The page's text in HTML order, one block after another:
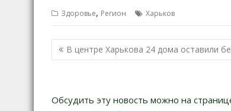
Здоровье, Регион Харьков
Н
а
и
В центре Харькова 24 дома оставили
Обсудить эту новость можно на